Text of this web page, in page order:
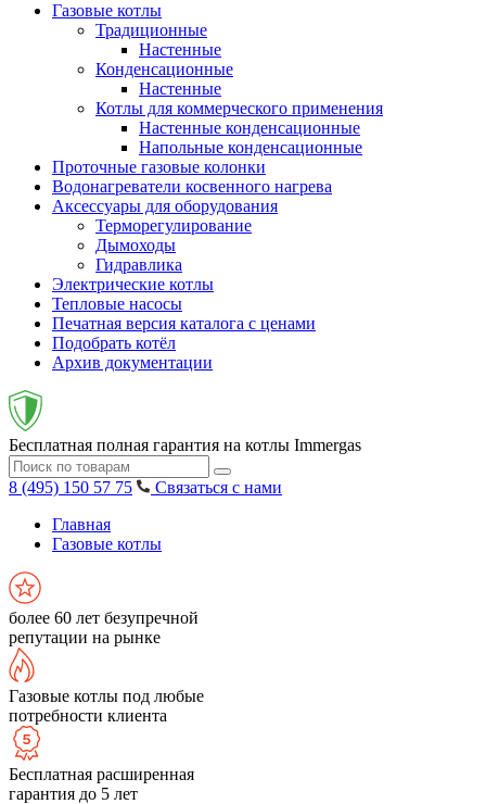
Газовые котлы
Традиционные
Настенные
Конденсационные
Настенные
Котлы для коммерческого применения
Настенные конденсационные
Напольные конденсационные
Проточные газовые колонки
Водонагреватели косвенного нагрева
Аксессуары для оборудования
Терморегулирование
Дымоходы
Гидравлика
Электрические котлы
Тепловые насосы
Печатная версия каталога с ценами
Подобрать котёл
Архив документации
Бесплатная полная гарантия на котлы Immergas
8 (495) 150 57 75
Связаться с нами
Главная
Газовые котлы
более 60 лет безупречной
репутации на рынке
Газовые котлы под любые
потребности клиента
Бесплатная расширенная
гарантия до 5 лет